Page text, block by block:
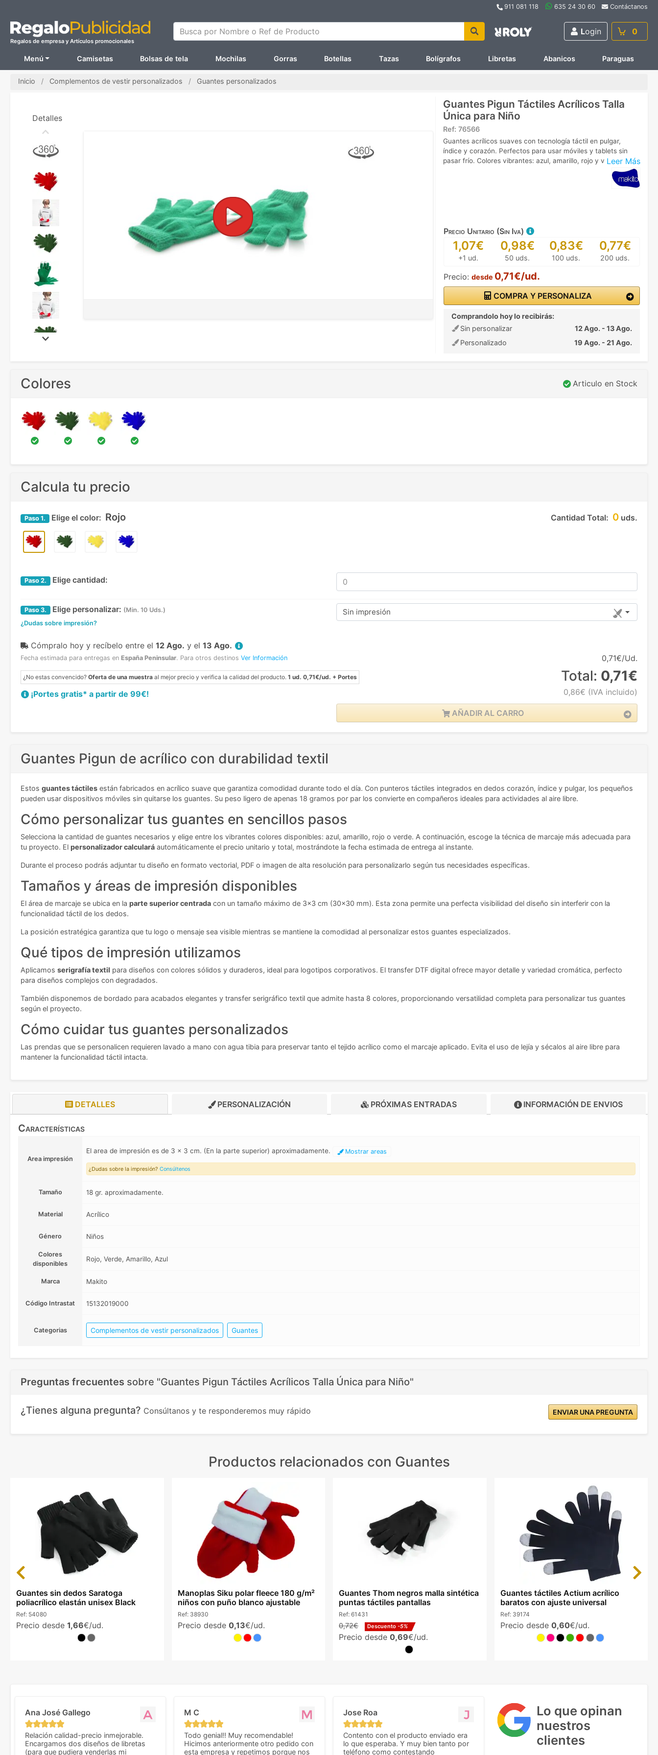
911 081 118 635 24 30 60 Contáctanos
Regalos de empresa y Artículos promocionales
Busca por Nombre o Ref de Producto Login 0
Menú Camisetas Bolsas de tela Mochilas Gorras Botellas Tazas Bolígrafos Libretas Abanicos Paraguas
Inicio Complementos de vestir personalizados Guantes personalizados
Guantes Pigun Táctiles Acrílicos Talla
Única para Niño
Ref: 76566
Leer Más
Guantes acrílicos suaves con tecnología táctil en pulgar,
índice y corazón. Perfectos para usar móviles y tablets sin
pasar frío. Colores vibrantes: azul, amarillo, rojo y verde.
Precio Unitario (Sin Iva)
1,07€
+1 ud.
0,98€
50 uds.
0,83€
100 uds.
0,77€
200 uds.
Precio: desde 0,71€/ud.
COMPRA Y PERSONALIZA
Comprandolo hoy lo recibirás:
Sin personalizar
12 Ago. - 13 Ago.
Personalizado
19 Ago. - 21 Ago.
Detalles
Colores Articulo en Stock
Calcula tu precio
Cantidad Total: 0 uds.
Paso 1. Elige el color: Rojo
Paso 2. Elige cantidad:
Paso 3. Elige personalizar: (Min. 10 Uds.)
¿Dudas sobre impresión?
Sin impresión
Cómpralo hoy y recíbelo entre el 12 Ago. y el 13 Ago.
Fecha estimada para entregas en España Peninsular. Para otros destinos Ver Información
¿No estas convencido? Oferta de una muestra al mejor precio y verifica la calidad del producto. 1 ud. 0,71€/ud. + Portes
¡Portes gratis* a partir de 99€!
0,71€/Ud.
Total: 0,71€
0,86€ (IVA incluido)
AÑADIR AL CARRO
Guantes Pigun de acrílico con durabilidad textil
Estos guantes táctiles están fabricados en acrílico suave que garantiza comodidad durante todo el día. Con punteros táctiles integrados en dedos corazón, índice y pulgar, los pequeños
pueden usar dispositivos móviles sin quitarse los guantes. Su peso ligero de apenas 18 gramos por par los convierte en compañeros ideales para actividades al aire libre.
Cómo personalizar tus guantes en sencillos pasos
Selecciona la cantidad de guantes necesarios y elige entre los vibrantes colores disponibles: azul, amarillo, rojo o verde. A continuación, escoge la técnica de marcaje más adecuada para
tu proyecto. El personalizador calculará automáticamente el precio unitario y total, mostrándote la fecha estimada de entrega al instante.
Durante el proceso podrás adjuntar tu diseño en formato vectorial, PDF o imagen de alta resolución para personalizarlo según tus necesidades específicas.
Tamaños y áreas de impresión disponibles
El área de marcaje se ubica en la parte superior centrada con un tamaño máximo de 3x3 cm (30x30 mm). Esta zona permite una perfecta visibilidad del diseño sin interferir con la
funcionalidad táctil de los dedos.
La posición estratégica garantiza que tu logo o mensaje sea visible mientras se mantiene la comodidad al personalizar estos guantes especializados.
Qué tipos de impresión utilizamos
Aplicamos serigrafía textil para diseños con colores sólidos y duraderos, ideal para logotipos corporativos. El transfer DTF digital ofrece mayor detalle y variedad cromática, perfecto
para diseños complejos con degradados.
También disponemos de bordado para acabados elegantes y transfer serigráfico textil que admite hasta 8 colores, proporcionando versatilidad completa para personalizar tus guantes
según el proyecto.
Cómo cuidar tus guantes personalizados
Las prendas que se personalicen requieren lavado a mano con agua tibia para preservar tanto el tejido acrílico como el marcaje aplicado. Evita el uso de lejía y sécalos al aire libre para
mantener la funcionalidad táctil intacta.
DETALLES PERSONALIZACIÓN PRÓXIMAS ENTRADAS INFORMACIÓN DE ENVIOS
Características
Area impresión
El area de impresión es de 3 x 3 cm. (En la parte superior) aproximadamente. Mostrar areas
¿Dudas sobre la impresión? Consúltenos
Tamaño 18 gr. aproximadamente.
Material Acrílico
Género Niños
Colores
disponibles
Rojo, Verde, Amarillo, Azul
Marca Makito
Código Intrastat 15132019000
Categorias Complementos de vestir personalizados Guantes
Preguntas frecuentes sobre "Guantes Pigun Táctiles Acrílicos Talla Única para Niño"
¿Tienes alguna pregunta? Consúltanos y te responderemos muy rápido ENVIAR UNA PREGUNTA
Productos relacionados con Guantes
Guantes sin dedos Saratoga
poliacrílico elastán unisex Black
Ref: 54080
Precio desde 1,66€/ud.
Manoplas Siku polar fleece 180 g/m²
niños con puño blanco ajustable
Ref: 38930
Precio desde 0,13€/ud.
Guantes Thom negros malla sintética
puntas táctiles pantallas
Ref: 61431
0,72€ Descuento -5%
Precio desde 0,69€/ud.
Guantes táctiles Actium acrílico
baratos con ajuste universal
Ref: 39174
Precio desde 0,60€/ud.
Previous Next
Lo que opinan
nuestros
clientes
Ana José Gallego
Relación calidad-precio inmejorable.
Encargamos dos diseños de libretas
(para que pudiera venderlas mi
M C
Todo genial!! Muy recomendable!
Hicimos anteriormente otro pedido con
esta empresa y repetimos porque nos
Jose Roa
Contento con el producto enviado era
lo que esperaba. Y muy bien tanto por
teléfono como contestando